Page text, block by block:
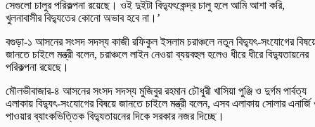
সেগুলো চালুর পরিকল্পনা রয়েছে। ওই দুইটা বিদ্যুৎকেন্দ্র চালু হলে আমি আশা করি,
খুলনাবাসীর বিদ্যুতের কোনো অভাব হবে না।’
বগুড়া-১ আসনের সংসদ সদস্য কাজী রফিকুল ইসলাম চরাঞ্চলে নতুন বিদ্যুৎ-সংযোগের
জানতে চাইলে মন্ত্রী বলেন, চরাঞ্চলে লাইন নেওয়া ব্যয়বহুল হলেও ধীরে ধীরে বিদ্যুতায়নের
পরিকল্পনা রয়েছে।
মৌলভীবাজার-৪ আসনের সংসদ সদস্য মুজিবুর রহমান চৌধুরী খাসিয়া পুঞ্জি ও দুর্গম পার্বত্য
এলাকায় বিদ্যুৎ-সংযোগের বিষয়ে জানতে চাইলে মন্ত্রী বলেন, এসব এলাকায় সোলার
পাওয়ার ব্যাংকভিত্তিক বিদ্যুতায়নের দিকে সরকার নজর দিচ্ছে।